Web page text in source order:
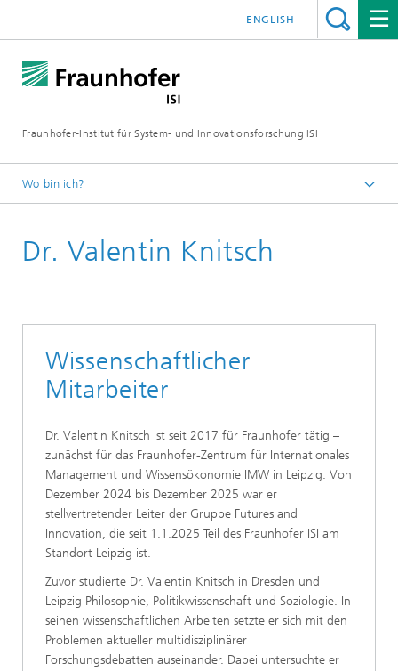
Fraunhofer-Institut für System- und Innovationsforschung ISI
ENGLISH
Wo bin ich?
Abteilungen
Dr. Valentin Knitsch
Wissenschaftlicher
Mitarbeiter
Dr. Valentin Knitsch ist seit 2017 für Fraunhofer tätig –
zunächst für das Fraunhofer-Zentrum für Internationales
Management und Wissensökonomie IMW in Leipzig. Von
Dezember 2024 bis Dezember 2025 war er
stellvertretender Leiter der Gruppe Futures and
Innovation, die seit 1.1.2025 Teil des Fraunhofer ISI am
Standort Leipzig ist.
Zuvor studierte Dr. Valentin Knitsch in Dresden und
Leipzig Philosophie, Politikwissenschaft und Soziologie. In
seinen wissenschaftlichen Arbeiten setzte er sich mit den
Problemen aktueller multidisziplinärer
Forschungsdebatten auseinander. Dabei untersuchte er